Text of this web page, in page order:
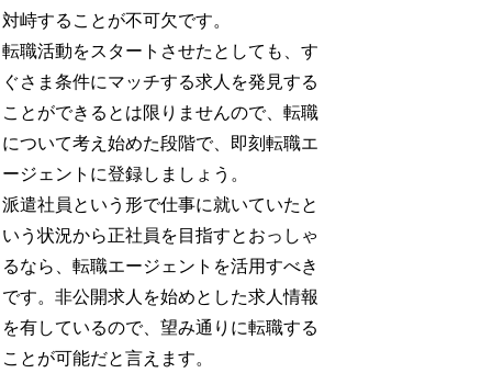
対峙することが不可欠です。
転職活動をスタートさせたとしても、す
ぐさま条件にマッチする求人を発見する
ことができるとは限りませんので、転職
について考え始めた段階で、即刻転職エ
ージェントに登録しましょう。
派遣社員という形で仕事に就いていたと
いう状況から正社員を目指すとおっしゃ
るなら、転職エージェントを活用すべき
です。非公開求人を始めとした求人情報
を有しているので、望み通りに転職する
ことが可能だと言えます。